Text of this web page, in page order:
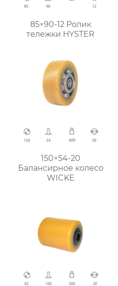
85×90-12 Ролик
тележки HYSTER
150×54-20
Балансирное колесо
WICKE